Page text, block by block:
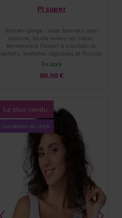
PI super
Soutien-gorge - avec bonnets sans
couture, haute teneur en coton,
fermeture à l'avant à crochets et
œillets, bretelles réglables et finition
par une large bande élastique
En stock
89,90 €